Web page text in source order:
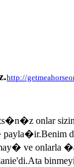
http://
onlar
payla�ir.Benim
ve onlarla
binmeyi